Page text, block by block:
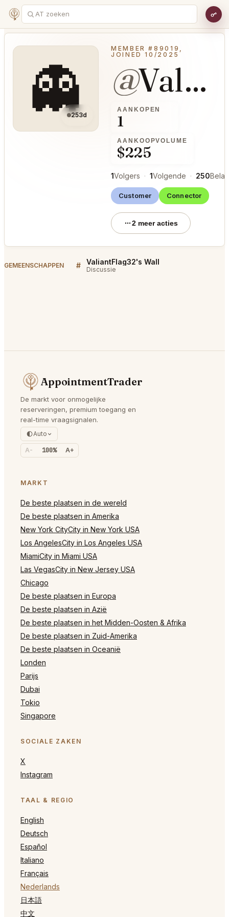
👻
253d
MEMBER #89019,
JOINED 10/2025
@ValiantFlag32
AANKOPEN
1
AANKOOPVOLUME
$225
1Volgers · 1Volgende · 250
Customer Connector
2 meer acties
GEMEENSCHAPPEN # ValiantFlag32's Wall
Discussie
AppointmentTrader
De markt voor onmogelijke
reserveringen, premium toegang en
real-time vraagsignalen.
Auto
A- 100% A+
MARKT
De beste plaatsen in de wereld
De beste plaatsen in Amerika
New York CityCity in New York USA
Los AngelesCity in Los Angeles USA
MiamiCity in Miami USA
Las VegasCity in New Jersey USA
Chicago
De beste plaatsen in Europa
De beste plaatsen in Azië
De beste plaatsen in het Midden-Oosten & Afrika
De beste plaatsen in Zuid-Amerika
De beste plaatsen in Oceanië
Londen
Parijs
Dubai
Tokio
Singapore
SOCIALE ZAKEN
X
Instagram
TAAL & REGIO
English
Deutsch
Español
Italiano
Français
Nederlands
日本語
中文